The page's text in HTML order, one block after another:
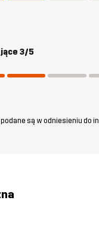
3/5
są w odniesieniu do